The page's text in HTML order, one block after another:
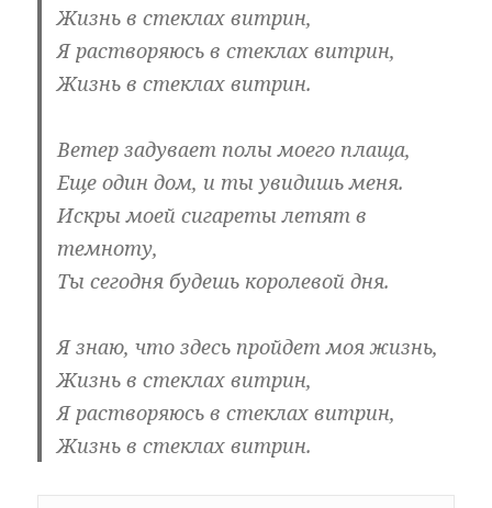
Жизнь в стеклах витрин,
Я растворяюсь в стеклах витрин,
Жизнь в стеклах витрин.
Ветер задувает полы моего плаща,
Еще один дом, и ты увидишь меня.
Искры моей сигареты летят в
темноту,
Ты сегодня будешь королевой дня.
Я знаю, что здесь пройдет моя жизнь,
Жизнь в стеклах витрин,
Я растворяюсь в стеклах витрин,
Жизнь в стеклах витрин.